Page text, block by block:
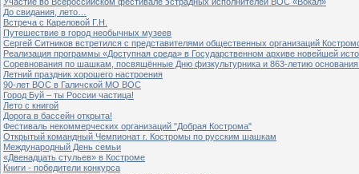
До свидания, лето…
Встреча с Кареловой Г.Н.
Путешествие в город необычных музеев
Сергей Ситников встретился с представителями общественных организаций
Реализация программы «Доступная среда» в Государственном архиве новейшей
Соревнования по шашкам, посвящённые Дню физкультурника и 863-летию основания
Летний праздник хорошего настроения
90-лет ВОС в Галичской МО ВОС
Город Буй – ты России частица!
Лето с книгой
Дорога в бассейн открыта!
Фестиваль некоммерческих организаций "Добрая Кострома"
Открытый командный Чемпионат г. Костромы по русским шашкам
Международный День семьи
«Двенадцать стульев» в Костроме
Книги - победители конкурса